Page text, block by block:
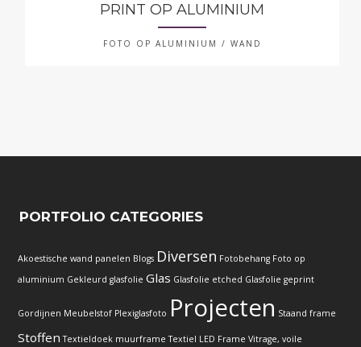
PRINT OP ALUMINIUM
FOTO OP ALUMINIUM / WAND
PORTFOLIO CATEGORIES
Akoestische wand panelen Blogs Diversen Fotobehang Foto op
aluminium Gekleurd glasfolie Glas Glasfolie etched Glasfolie geprint
Gordijnen Meubelstof Plexiglasfoto Projecten Staand frame
Stoffen Textieldoek muurframe Textiel LED Frame Vitrage, voile